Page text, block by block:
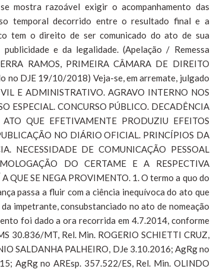
mostra razoável exigir o acompanhamento das
temporal decorrido entre o resultado final e a
tem o direito de ser comunicado do ato de sua
e da legalidade. (Apelação / Remessa
RAMOS, PRIMEIRA CÂMARA DE DIREITO
no DJE 19/10/2018) Veja-se, em arremate, julgado
E ADMINISTRATIVO. AGRAVO INTERNO NOS
ESPECIAL. CONCURSO PÚBLICO. DECADÊNCIA
QUE EFETIVAMENTE PRODUZIU EFEITOS
NO DIÁRIO OFICIAL. PRINCÍPIOS DA
NECESSIDADE DE COMUNICAÇÃO PESSOAL
DO CERTAME E A RESPECTIVA
QUE SE NEGA PROVIMENTO. 1. O termo a quo do
passa a fluir com a ciência inequívoca do ato que
impetrante, consubstanciado no ato de nomeação
foi dado a ora recorrida em 4.7.2014, conforme
30.836/MT, Rel. Min. ROGERIO SCHIETTI CRUZ,
SALDANHA PALHEIRO, DJe 3.10.2016; AgRg no
AgRg no AREsp. 357.522/ES, Rel. Min. OLINDO